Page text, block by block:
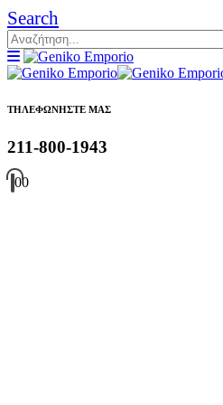
Search
ΤΗΛΕΦΩΝΗΣΤΕ ΜΑΣ
211-800-1943
00